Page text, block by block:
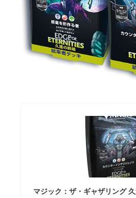
マジック：ザ・ギャザリング